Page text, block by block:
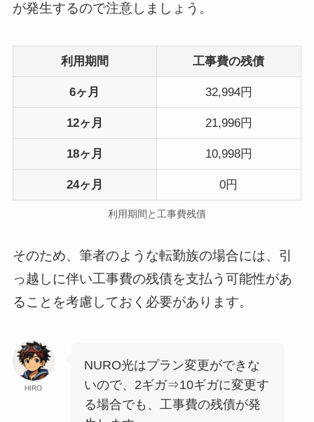
が発生するので注意しましょう。
利用期間 工事費の残債
6ヶ月 32,994円
12ヶ月 21,996円
18ヶ月 10,998円
24ヶ月 0円
利用期間と工事費残債
そのため、筆者のような転勤族の場合には、引
っ越しに伴い工事費の残債を支払う可能性があ
ることを考慮しておく必要があります。
HIRO
NURO光はプラン変更ができな
いので、2ギガ⇒10ギガに変更す
る場合でも、工事費の残債が発